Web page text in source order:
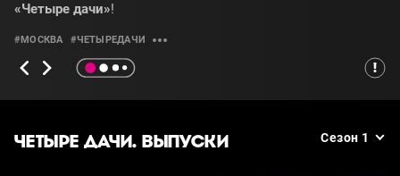
«Четыре дачи»!
#МОСКВА #ЧЕТЫРЕДАЧИ
ЧЕТЫРЕ ДАЧИ. ВЫПУСКИ Сезон 1